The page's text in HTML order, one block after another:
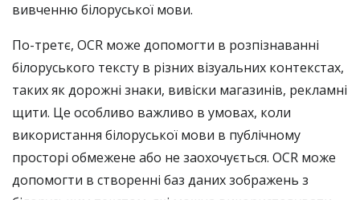
вивченню білоруської мови.
По-третє, OCR може допомогти в розпізнаванні
білоруського тексту в різних візуальних контекстах,
таких як дорожні знаки, вивіски магазинів, рекламні
щити. Це особливо важливо в умовах, коли
використання білоруської мови в публічному
просторі обмежене або не заохочується. OCR може
допомогти в створенні баз даних зображень з